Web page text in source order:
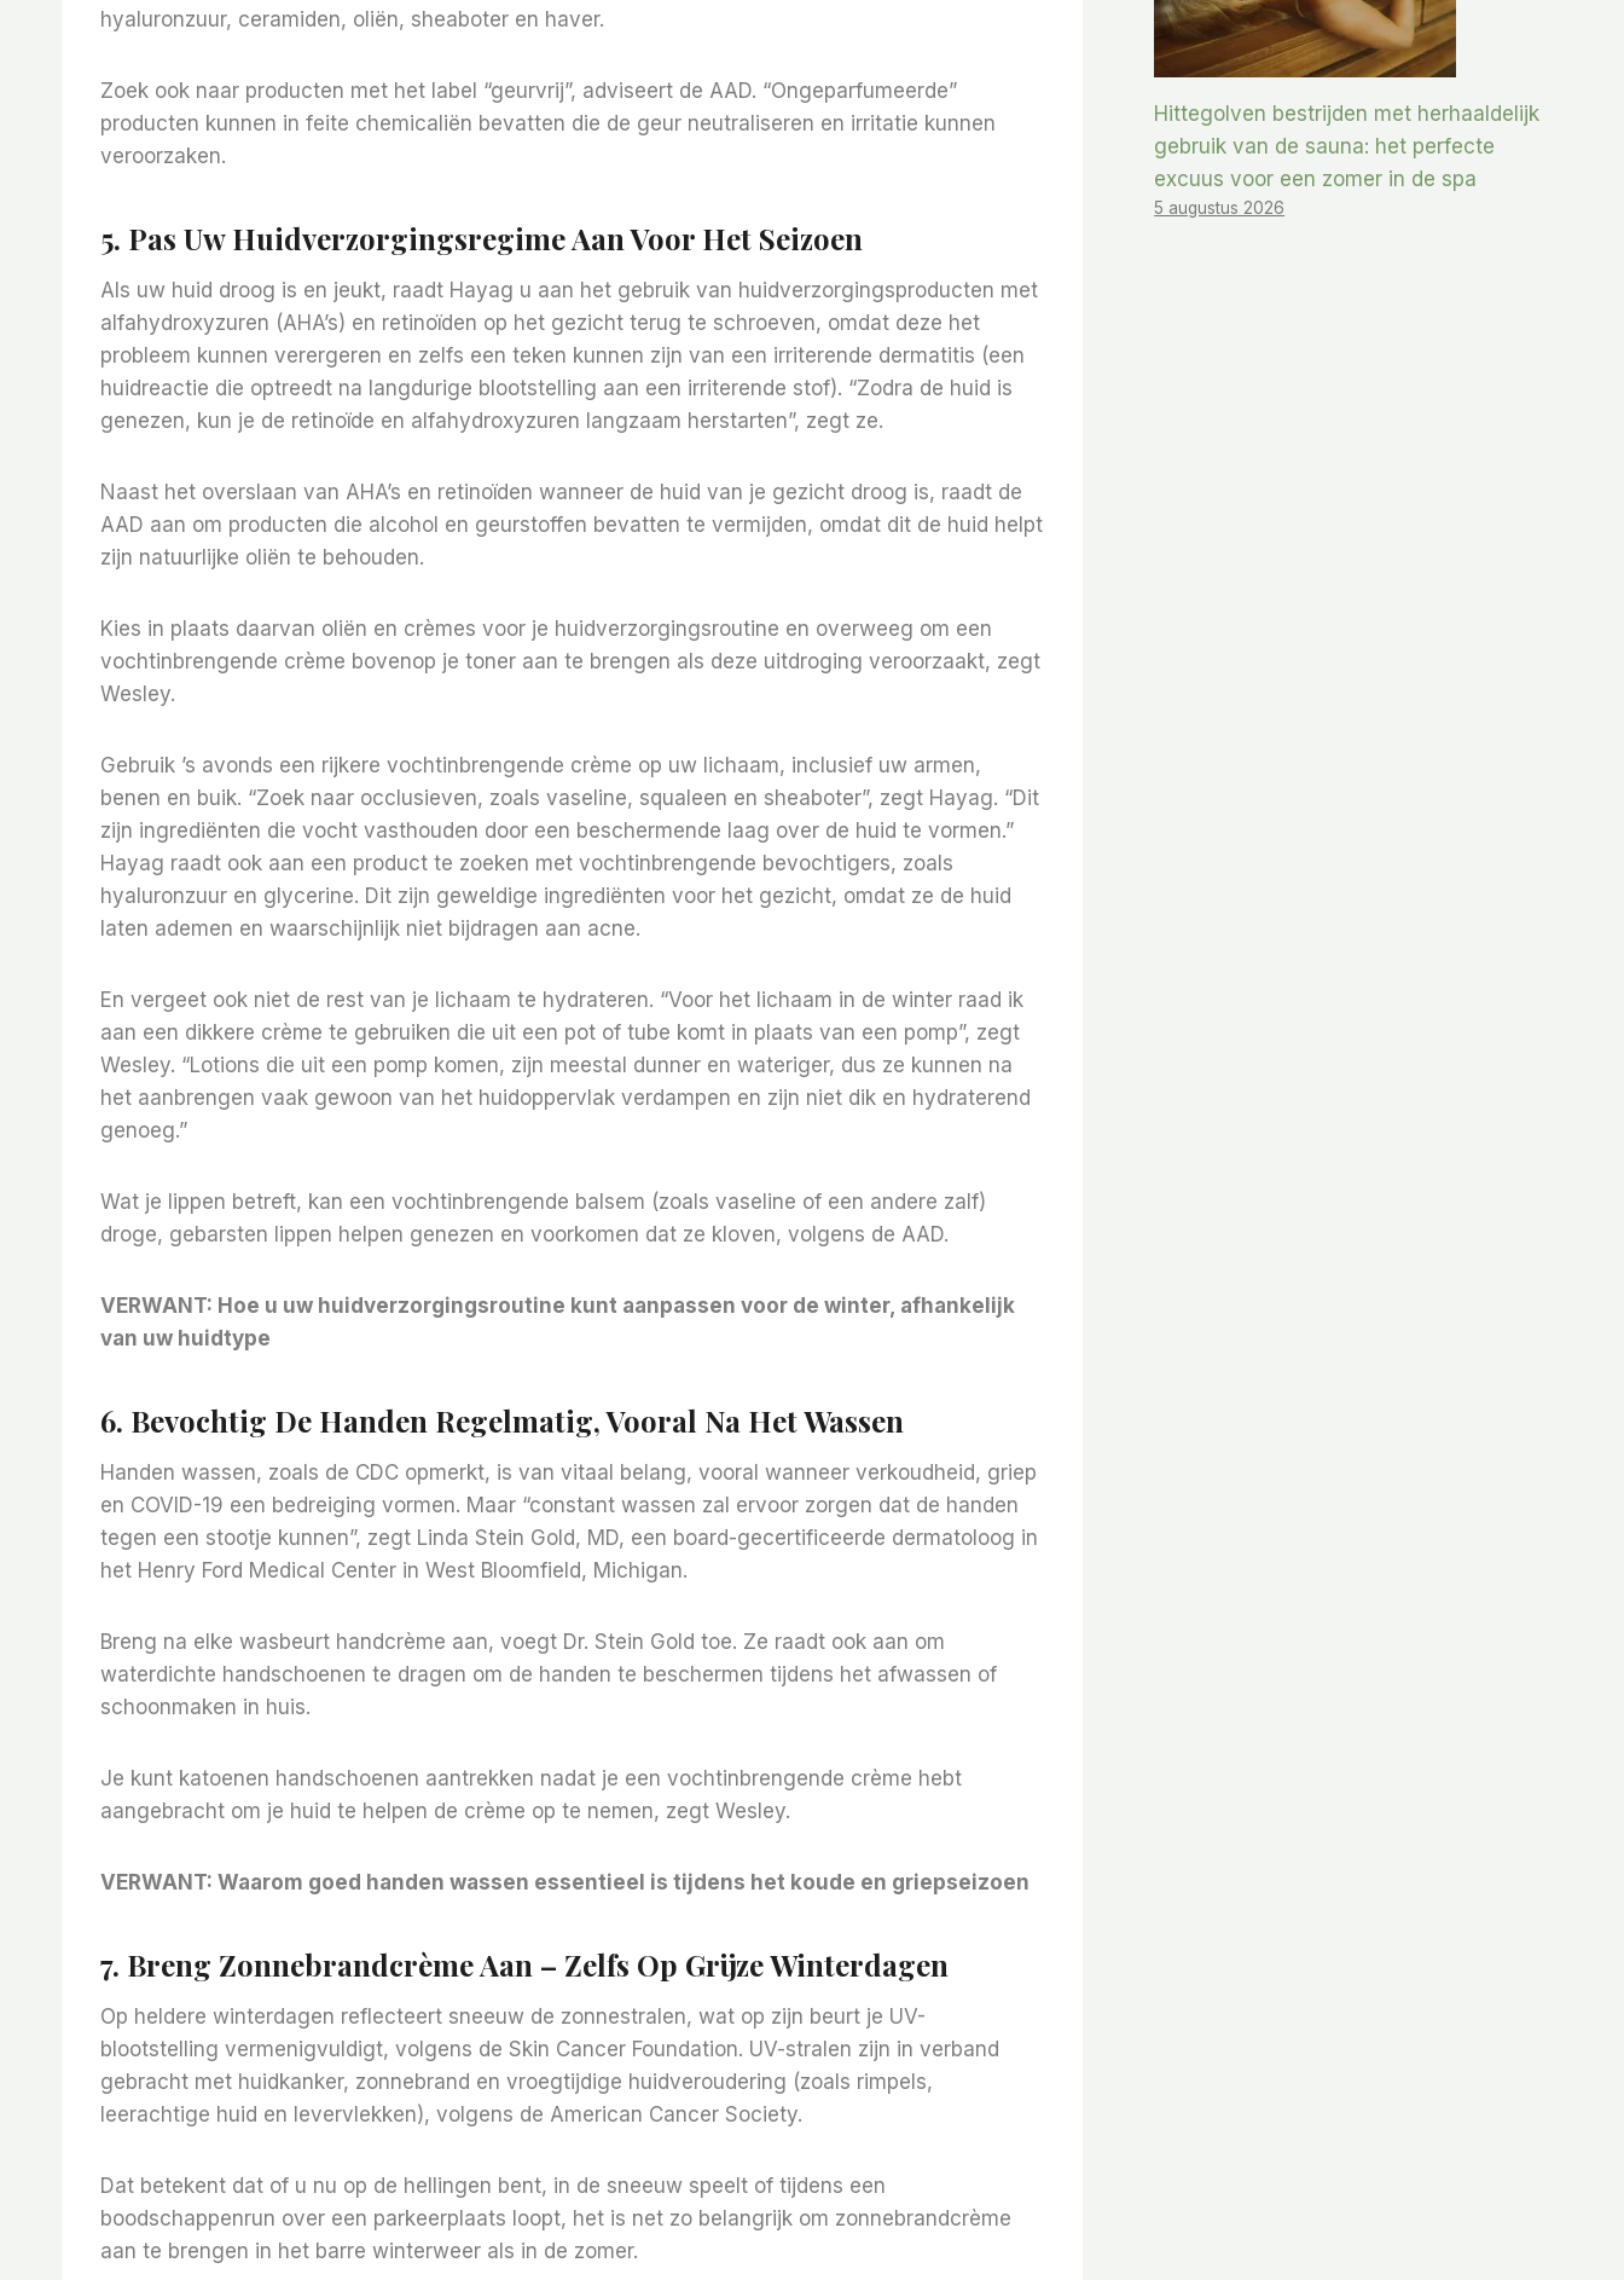
hyaluronzuur, ceramiden, oliën, sheaboter en haver.
Zoek ook naar producten met het label “geurvrij”, adviseert de AAD. “Ongeparfumeerde”
producten kunnen in feite chemicaliën bevatten die de geur neutraliseren en irritatie kunnen
veroorzaken.
5. Pas Uw Huidverzorgingsregime Aan Voor Het Seizoen
Als uw huid droog is en jeukt, raadt Hayag u aan het gebruik van huidverzorgingsproducten met
alfahydroxyzuren (AHA’s) en retinoïden op het gezicht terug te schroeven, omdat deze het
probleem kunnen verergeren en zelfs een teken kunnen zijn van een irriterende dermatitis (een
huidreactie die optreedt na langdurige blootstelling aan een irriterende stof). “Zodra de huid is
genezen, kun je de retinoïde en alfahydroxyzuren langzaam herstarten”, zegt ze.
Naast het overslaan van AHA’s en retinoïden wanneer de huid van je gezicht droog is, raadt de
AAD aan om producten die alcohol en geurstoffen bevatten te vermijden, omdat dit de huid helpt
zijn natuurlijke oliën te behouden.
Kies in plaats daarvan oliën en crèmes voor je huidverzorgingsroutine en overweeg om een ​​
vochtinbrengende crème bovenop je toner aan te brengen als deze uitdroging veroorzaakt, zegt
Wesley.
Gebruik ’s avonds een rijkere vochtinbrengende crème op uw lichaam, inclusief uw armen,
benen en buik. “Zoek naar occlusieven, zoals vaseline, squaleen en sheaboter”, zegt Hayag. “Dit
zijn ingrediënten die vocht vasthouden door een beschermende laag over de huid te vormen.”
Hayag raadt ook aan een product te zoeken met vochtinbrengende bevochtigers, zoals
hyaluronzuur en glycerine. Dit zijn geweldige ingrediënten voor het gezicht, omdat ze de huid
laten ademen en waarschijnlijk niet bijdragen aan acne.
En vergeet ook niet de rest van je lichaam te hydrateren. “Voor het lichaam in de winter raad ik
aan een dikkere crème te gebruiken die uit een pot of tube komt in plaats van een pomp”, zegt
Wesley. “Lotions die uit een pomp komen, zijn meestal dunner en wateriger, dus ze kunnen na
het aanbrengen vaak gewoon van het huidoppervlak verdampen en zijn niet dik en hydraterend
genoeg.”
Wat je lippen betreft, kan een vochtinbrengende balsem (zoals vaseline of een andere zalf)
droge, gebarsten lippen helpen genezen en voorkomen dat ze kloven, volgens de AAD.
VERWANT: Hoe u uw huidverzorgingsroutine kunt aanpassen voor de winter, afhankelijk
van uw huidtype
6. Bevochtig De Handen Regelmatig, Vooral Na Het Wassen
Handen wassen, zoals de CDC opmerkt, is van vitaal belang, vooral wanneer verkoudheid, griep
en COVID-19 een bedreiging vormen. Maar “constant wassen zal ervoor zorgen dat de handen
tegen een stootje kunnen”, zegt Linda Stein Gold, MD, een board-gecertificeerde dermatoloog in
het Henry Ford Medical Center in West Bloomfield, Michigan.
Breng na elke wasbeurt handcrème aan, voegt Dr. Stein Gold toe. Ze raadt ook aan om
waterdichte handschoenen te dragen om de handen te beschermen tijdens het afwassen of
schoonmaken in huis.
Je kunt katoenen handschoenen aantrekken nadat je een vochtinbrengende crème hebt
aangebracht om je huid te helpen de crème op te nemen, zegt Wesley.
VERWANT: Waarom goed handen wassen essentieel is tijdens het koude en griepseizoen
7. Breng Zonnebrandcrème Aan – Zelfs Op Grijze Winterdagen
Op heldere winterdagen reflecteert sneeuw de zonnestralen, wat op zijn beurt je UV-
blootstelling vermenigvuldigt, volgens de Skin Cancer Foundation. UV-stralen zijn in verband
gebracht met huidkanker, zonnebrand en vroegtijdige huidveroudering (zoals rimpels,
leerachtige huid en levervlekken), volgens de American Cancer Society.
Dat betekent dat of u nu op de hellingen bent, in de sneeuw speelt of tijdens een
boodschappenrun over een parkeerplaats loopt, het is net zo belangrijk om zonnebrandcrème
aan te brengen in het barre winterweer als in de zomer.
Hittegolven bestrijden met herhaaldelijk
gebruik van de sauna: het perfecte
excuus voor een zomer in de spa
5 augustus 2026